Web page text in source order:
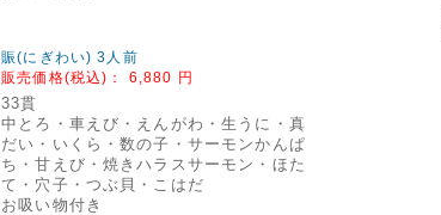
賑(にぎわい) 3人前
販売価格(税込)： 6,880 円
33貫
中とろ・車えび・えんがわ・生うに・真
だい・いくら・数の子・サーモンかんぱ
ち・甘えび・焼きハラスサーモン・ほた
て・穴子・つぶ貝・こはだ
お吸い物付き